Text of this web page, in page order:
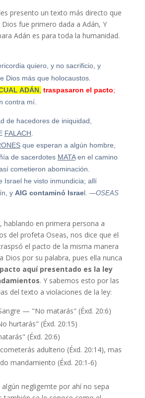
presento un texto más directo que
Dios fue primero dada a Adán, Y
Adán es para toda la humanidad.
quiero, y no sacrificio, y
Dios más que holocaustos.
ADÁN, traspasaron el pacto;
contra mí.
de hacedores de iniquidad,
FALACH
que esperan a algún hombre,
de sacerdotes MATAen el camino
cometieron abominación.
Israel he visto inmundicia; allí
y AIG contaminó Israel. —OSEAS
hablando en primera persona a
del profeta Oseas, nos dice que el
el pacto de la misma manera
Dios por su palabra, pues ella nunca
aquí presentado es la ley
. Y sabemos esto por las
del texto a violaciones de la ley:
— "No matarás" (Éxd. 20:6)
hurtarás" (Éxd. 20:15)
(Éxd. 20:6)
adulterio (Éxd. 20:14), mas
mandamiento (Éxd. 20:1-6)
negligemte por ahí no sepa